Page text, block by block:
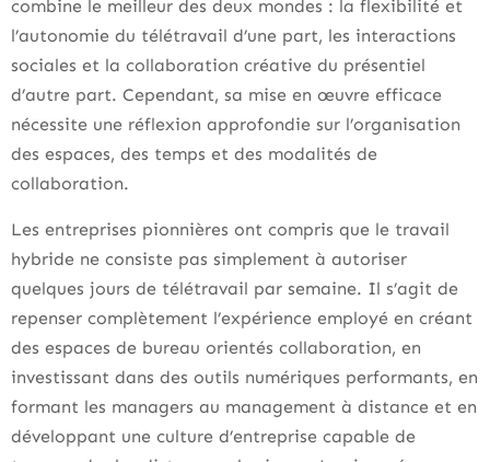
combine le meilleur des deux mondes : la flexibilité et
l’autonomie du télétravail d’une part, les interactions
sociales et la collaboration créative du présentiel
d’autre part. Cependant, sa mise en œuvre efficace
nécessite une réflexion approfondie sur l’organisation
des espaces, des temps et des modalités de
collaboration.
Les entreprises pionnières ont compris que le travail
hybride ne consiste pas simplement à autoriser
quelques jours de télétravail par semaine. Il s’agit de
repenser complètement l’expérience employé en créant
des espaces de bureau orientés collaboration, en
investissant dans des outils numériques performants, en
formant les managers au management à distance et en
développant une culture d’entreprise capable de